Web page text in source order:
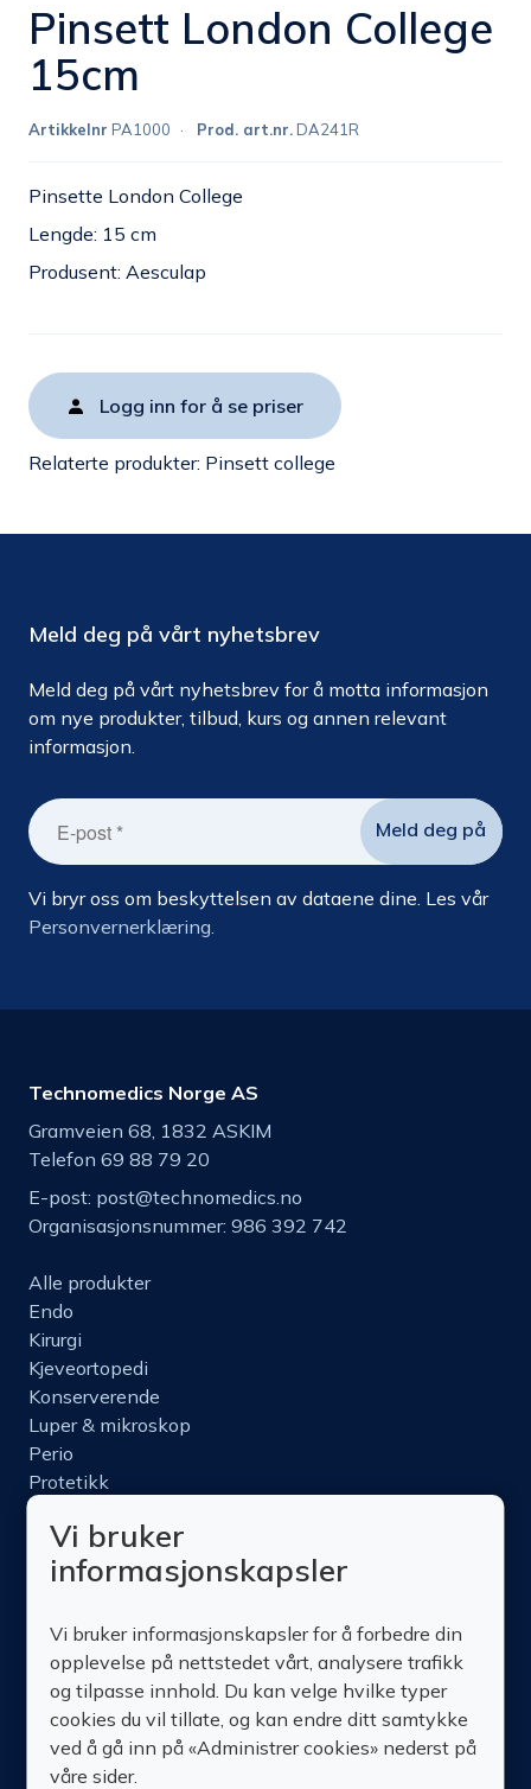
Pinsett London College
15cm
Artikkelnr PA1000 Prod. art.nr. DA241R
Pinsette London College
Lengde: 15 cm
Produsent: Aesculap
Logg inn for å se priser
Relaterte produkter: Pinsett college
Meld deg på vårt nyhetsbrev
Meld deg på vårt nyhetsbrev for å motta informasjon
om nye produkter, tilbud, kurs og annen relevant
informasjon.
Vi bryr oss om beskyttelsen av dataene dine. Les vår
Personvernerklæring.
Technomedics Norge AS
Gramveien 68, 1832 ASKIM
Telefon 69 88 79 20
E-post: post@technomedics.no
Organisasjonsnummer: 986 392 742
Alle produkter
Endo
Kirurgi
Kjeveortopedi
Konserverende
Luper & mikroskop
Perio
Protetikk
Nettbutikk
Produktinfo
Om oss
Kontakt oss
Vi bruker
informasjonskapsler
Vi bruker informasjonskapsler for å forbedre din
opplevelse på nettstedet vårt, analysere trafikk
og tilpasse innhold. Du kan velge hvilke typer
cookies du vil tillate, og kan endre ditt samtykke
ved å gå inn på «Administrer cookies» nederst på
våre sider.